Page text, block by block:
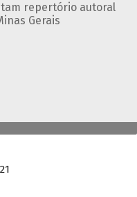
repertório autoral
Gerais